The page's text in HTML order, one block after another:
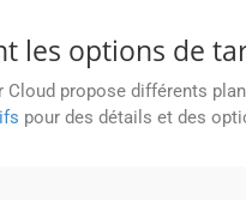
les options de
Cloud propose différents
pour des détails et des